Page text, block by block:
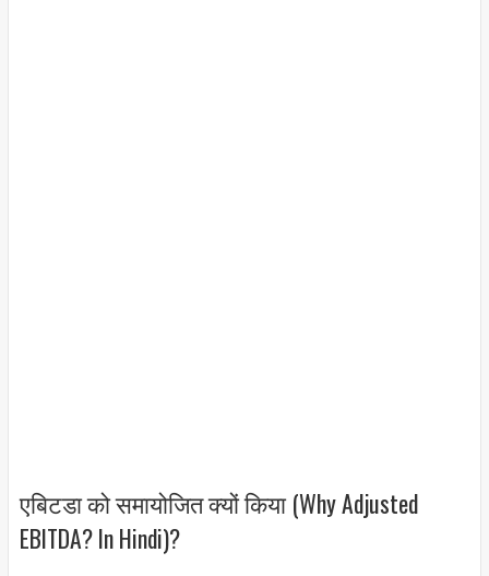
एबिटडा को समायोजित क्यों किया (Why Adjusted
EBITDA? In Hindi)?